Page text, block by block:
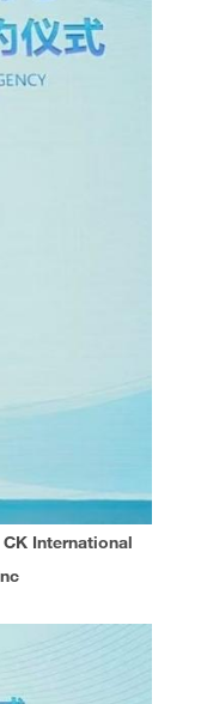
International